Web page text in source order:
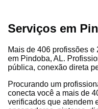
Serviços em
Mais de 406 profissões
em Pindoba, AL.
pública, conexão direta
Procurando um
conecta você a mais de
verificados que atendem